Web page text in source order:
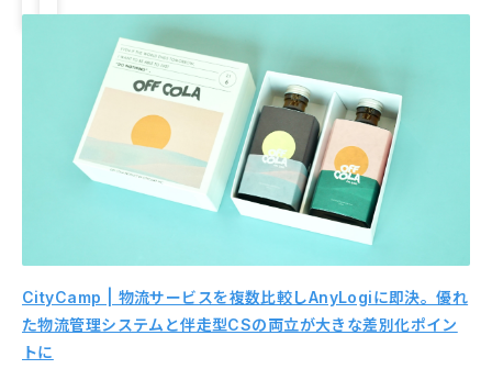
CityCamp | 物流サービスを複数比較しAnyLogiに即決。優れ
た物流管理システムと伴走型CSの両立が大きな差別化ポイン
トに